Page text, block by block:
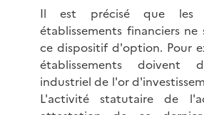
Il est précisé que les
établissements financiers
ce dispositif d'option. Pour
établissements doivent
industriel de l'or
L'activité statutaire de